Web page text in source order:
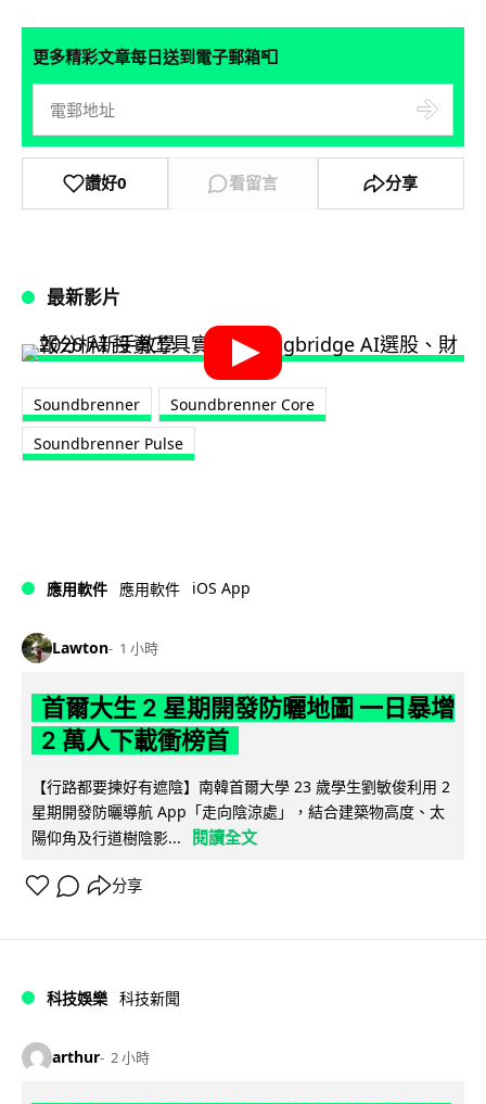
更多精彩文章每日送到電子郵箱📮
讚好0 看留言 分享
最新影片
Soundbrenner
Soundbrenner Core
Soundbrenner Pulse
應用軟件 應用軟件 iOS App
Lawton 1 小時
首爾大生 2 星期開發防曬地圖 一日暴增
2 萬人下載衝榜首
【行路都要揀好有遮陰】南韓首爾大學 23 歲學生劉敏俊利用 2
星期開發防曬導航 App「走向陰涼處」，結合建築物高度、太
陽仰角及行道樹陰影...
閱讀全文
分享
科技娛樂 科技新聞
arthur 2 小時